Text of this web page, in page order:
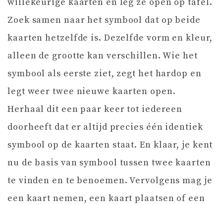
Zoek samen naar het symbool dat op beide
kaarten hetzelfde is. Dezelfde vorm en kleur,
alleen de grootte kan verschillen. Wie het
symbool als eerste ziet, zegt het hardop en
legt weer twee nieuwe kaarten open.
Herhaal dit een paar keer tot iedereen
doorheeft dat er altijd precies één identiek
symbool op de kaarten staat. En klaar, je kent
nu de basis van symbool tussen twee kaarten
te vinden en te benoemen. Vervolgens mag je
een kaart nemen, een kaart plaatsen of een